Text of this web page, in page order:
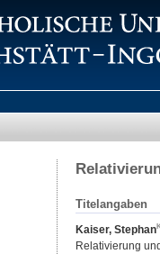
Titelangaben
Kaiser, Stephan
Relativierung